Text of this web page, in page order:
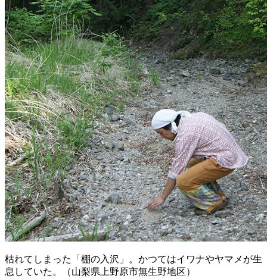
枯れてしまった「棚の入沢」。かつてはイワナやヤマメが生
息していた。（山梨県上野原市無生野地区）